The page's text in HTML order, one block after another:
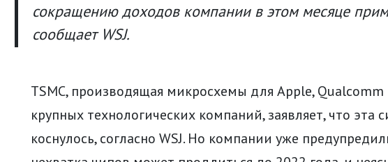
сокращению доходов компании в этом месяце
сообщает WSJ.
TSMC, производящая микросхемы для Apple,
крупных технологических компаний, заявляет, что эта
коснулось, согласно WSJ. Но компании уже